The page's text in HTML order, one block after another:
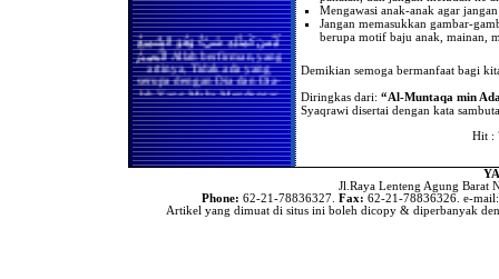
paling depan)
Apakah Kaum Wanita Harus
Meluruskan Shafnya Dalam
Shalat
Benarkah Shaf yang Paling
Utama Bagi Wanita Dalam
Shalat Adalah Shaf yang
Paling Belakang
Benarkah Shalat Jum'at
Sebagai Pengganti Shalat
Zhuhur
Wanita
لَيْسَ كَمِثْلِهِ شَيْءٌ وَهُوَ السَّمِيعُ
الْبَصِيرُ Allah berfirman,yang
artinya, Tidak ada yang
serupa dengan Dia dan Dia-
lah Yang Maha Mendengar
lagi Maha Melihat.(QS.Asy-
Syura:11)
(Index SMS Dakwah)
Mengawasi anak-anak agar
Jangan memasukkan gambar-
berupa motif baju anak, mainan,
Demikian semoga bermanfaat bagi
Diringkas dari: “Al-Muntaqa min
Syaqrawi disertai dengan kata
Hit :
Jl.Raya Lenteng Agung Barat
Phone: 62-21-78836327. Fax: 62-21-78836326. e-
Artikel yang dimuat di situs ini boleh dicopy & diperbanyak